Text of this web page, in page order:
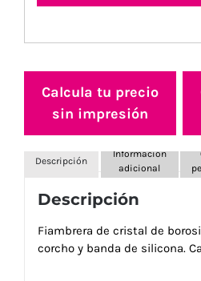
Calcula tu precio
sin impresión
Descripción
Información
adicional
Descripción
Fiambrera de cristal de
corcho y banda de silicona.